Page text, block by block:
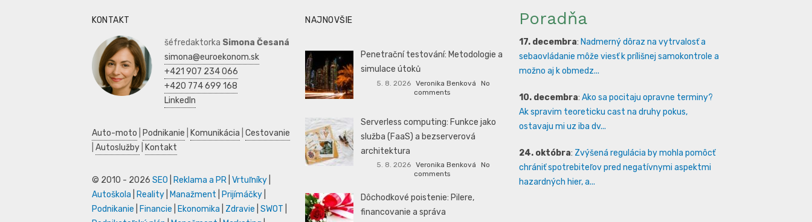
KONTAKT
šéfredaktorka Simona Česaná
simona@euroekonom.sk
+421 907 234 066
+420 774 699 168
LinkedIn
Auto-moto Podnikanie Komunikácia Cestovanie
Autoslužby Kontakt
© 2010 - 2026 SEO Reklama a PR Vrtuľníky
Autoškola
Reality Manažment Prijímáčky
Podnikanie
Financie Ekonomika Zdravie SWOT
NAJNOVŠIE
Penetrační testování: Metodologie a
simulace útoků
5. 8. 2026 Veronika Benková
No
comments
Serverless computing: Funkce jako
služba (FaaS) a bezserverová
architektura
5. 8. 2026 Veronika Benková
No
comments
Dôchodkové poistenie: Pilere,
financovanie a správa
Poradňa
17. decembra: Nadmerný dôraz na vytrvalosť a
sebaovládanie môže viesť k prílišnej samokontrole a
možno aj k obmedz...
10. decembra: Ako sa pocitaju opravne terminy?
Ak spravim teoreticku cast na druhy pokus,
ostavaju mi uz iba dv...
24. októbra: Zvýšená regulácia by mohla pomôcť
chrániť spotrebiteľov pred negatívnymi aspektmi
hazardných hier, a...